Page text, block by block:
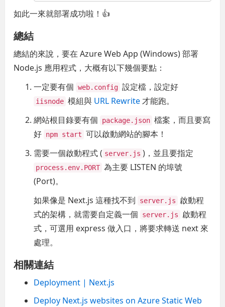
如此一來就部署成功啦！👍
總結
總結的來說，要在 Azure Web App (Windows) 部署
Node.js 應用程式，大概有以下幾個要點：
一定要有個 web.config 設定檔，設定好
iisnode 模組與 URL Rewrite才能跑。
網站根目錄要有個
package.json 檔案，而且要寫
好 npm start 可以啟動網站的腳本！
需要一個啟動程式 ( server.js )，並且要指定
process.env.PORT 為主要 LISTEN 的埠號
(Port)。
如果像是 Next.js 這種找不到
server.js
啟動程
式的架構，就需要自定義一個
server.js
啟動程
式，可選用 express 做入口，將要求轉送 next 來
處理。
相關連結
Deployment | Next.js
Deploy Next.js websites on Azure Static Web